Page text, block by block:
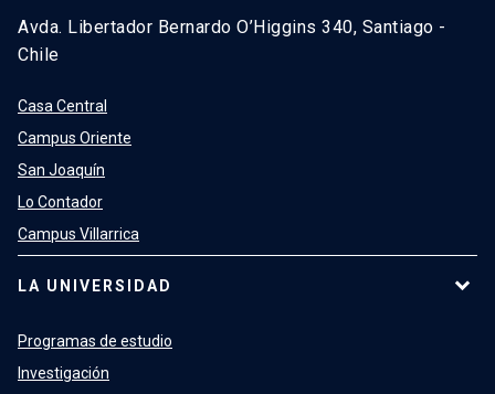
Avda. Libertador Bernardo O’Higgins 340, Santiago -
Chile
Casa Central
Campus Oriente
San Joaquín
Lo Contador
Campus Villarrica
LA UNIVERSIDAD
Programas de estudio
Investigación